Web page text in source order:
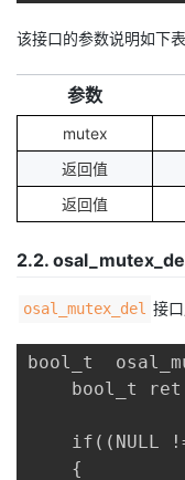
该接口的参数说明如下表
参数
mutex
返回值
返回值
2.2.
osal_mutex_del 接
bool_t
bool_t ret
if((NULL !=
{